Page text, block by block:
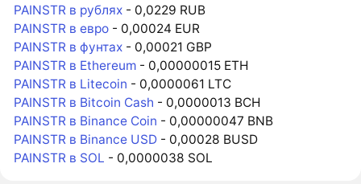
PAINSTR в рублях - 0,0229 RUB
PAINSTR в евро - 0,00024 EUR
PAINSTR в фунтах - 0,00021 GBP
PAINSTR в Ethereum - 0,00000015 ETH
PAINSTR в Litecoin - 0,0000061 LTC
PAINSTR в Bitcoin Cash - 0,0000013 BCH
PAINSTR в Binance Coin - 0,00000047 BNB
PAINSTR в Binance USD - 0,00028 BUSD
PAINSTR в SOL - 0,0000038 SOL